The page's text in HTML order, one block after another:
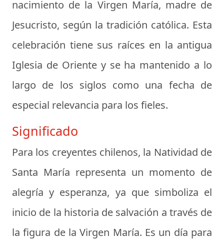
nacimiento de la Virgen María, madre de
Jesucristo, según la tradición católica. Esta
celebración tiene sus raíces en la antigua
Iglesia de Oriente y se ha mantenido a lo
largo de los siglos como una fecha de
especial relevancia para los fieles.
Significado
Para los creyentes chilenos, la Natividad de
Santa María representa un momento de
alegría y esperanza, ya que simboliza el
inicio de la historia de salvación a través de
la figura de la Virgen María. Es un día para